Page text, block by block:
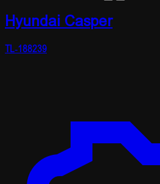
Hyundai Casper
TL-188239